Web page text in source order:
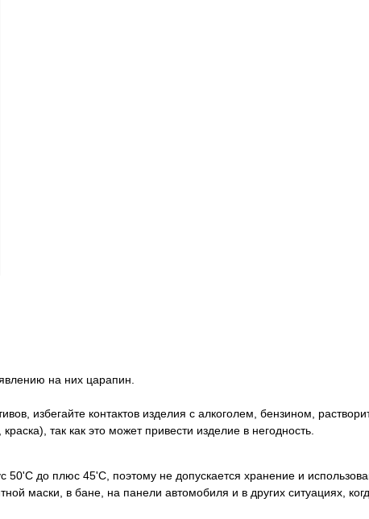
на них царапин.
избегайте контактов изделия с алкоголем, бензином,
так как это может привести изделие в негодность.
до плюс 45'С, поэтому не допускается хранение и
маски, в бане, на панели автомобиля и в других ситуациях,